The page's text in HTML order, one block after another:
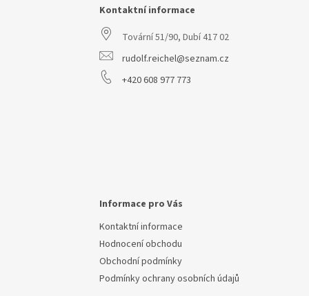
Kontaktní informace
Tovární 51/90, Dubí 417 02
rudolf.reichel@seznam.cz
+420 608 977 773
Informace pro Vás
Kontaktní informace
Hodnocení obchodu
Obchodní podmínky
Podmínky ochrany osobních údajů